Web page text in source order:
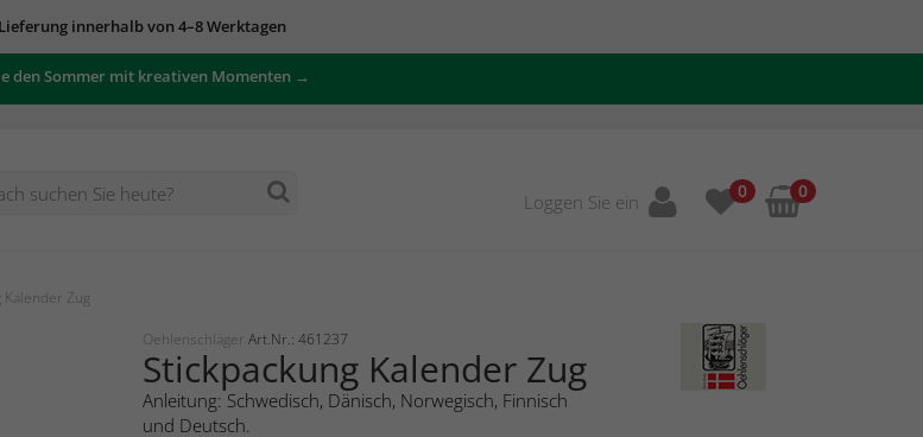
Lieferung innerhalb von 4–8 Werktagen
den Sommer mit kreativen Momenten →
Loggen Sie ein 0 0
Kalender Zug
Oehlenschläger Art.Nr.: 461237
Stickpackung Kalender Zug
Anleitung: Schwedisch, Dänisch, Norwegisch, Finnisch
und Deutsch.